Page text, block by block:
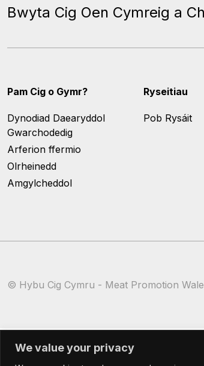
We value your privacy
Bwyta Cig Oen Cymreig a
Pam Cig o Gymr?
Dynodiad Daearyddol
Gwarchodedig
Arferion ffermio
Olrheinedd
Amgylcheddol
Ryseitiau
Pob Rysáit
© Hybu Cig Cymru - Meat Promotion